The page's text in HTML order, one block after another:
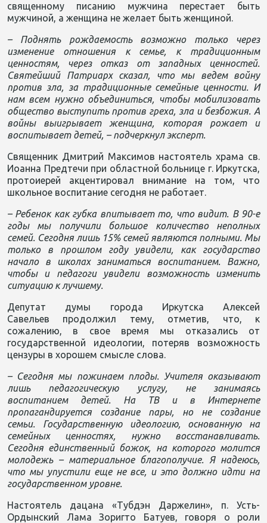
священному писанию мужчина перестает быть
мужчиной, а женщина не желает быть женщиной.
– Поднять рождаемость возможно только через
изменение отношения к семье, к традиционным
ценностям, через отказ от западных ценностей.
Святейший Патриарх сказал, что мы ведем войну
против зла, за традиционные семейные ценности. И
нам всем нужно объединиться, чтобы мобилизовать
общество выступить против греха, зла и безбожия. А
войны выигрывает женщина, которая рожает и
воспитывает детей, – подчеркнул эксперт.
Священник Дмитрий Максимов настоятель храма св.
Иоанна Предтечи при областной больнице г. Иркутска,
протоиерей акцентировал внимание на том, что
школьное воспитание сегодня не работает.
– Ребенок как губка впитывает то, что видит. В 90-е
годы мы получили большое количество неполных
семей. Сегодня лишь 15% семей являются полными. Мы
только в прошлом году увидели, как государство
начало в школах заниматься воспитанием. Важно,
чтобы и педагоги увидели возможность изменить
ситуацию к лучшему.
Депутат думы города Иркутска Алексей
Савельев продолжил тему, отметив, что, к
сожалению, в свое время мы отказались от
государственной идеологии, потеряв возможность
цензуры в хорошем смысле слова.
– Сегодня мы пожинаем плоды. Учителя оказывают
лишь педагогическую услугу, не занимаясь
воспитанием детей. На ТВ и в Интернете
пропагандируется создание пары, но не создание
семьи. Государственную идеологию, основанную на
семейных ценностях, нужно восстанавливать.
Сегодня единственный божок, на которого молится
молодежь – материальное благополучие. Я надеюсь,
что мы упустили еще не все, и это должно идти на
государственном уровне.
Настоятель дацана «Тубдэн Даржелин», п. Усть-
Ордынский Лама Зоригто Батуев, говоря о роли